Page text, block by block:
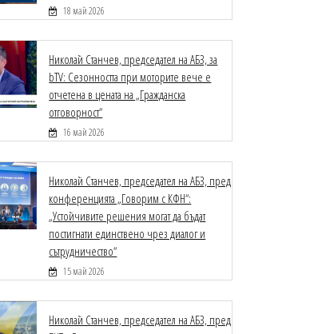
18 май 2026
Николай Станчев, председател на АБЗ, за
bTV: Сезонността при моторите вече е
отчетена в цената на „Гражданска
отговорност“
16 май 2026
Николай Станчев, председател на АБЗ, пред
конференцията „Говорим с КФН“:
„Устойчивите решения могат да бъдат
постигнати единствено чрез диалог и
сътрудничество“
15 май 2026
Николай Станчев, председател на АБЗ, пред